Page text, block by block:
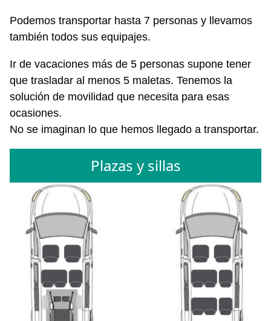
Podemos transportar hasta 7 personas y llevamos
también todos sus equipajes.
Ir de vacaciones más de 5 personas supone tener
que trasladar al menos 5 maletas. Tenemos la
solución de movilidad que necesita para esas
ocasiones.
No se imaginan lo que hemos llegado a transportar.
Plazas y sillas